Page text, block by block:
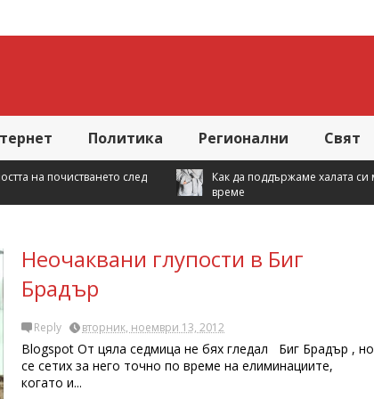
Политика Регионални Свят
Как да поддържаме халата си мек и свеж по-дълго
Неочаквани глупости в Биг
Брадър
Reply вторник, ноември 13, 2012
Blogspot От цяла седмица не бях гледал Биг Брадър , но
се сетих за него точно по време на елиминациите,
когато и...